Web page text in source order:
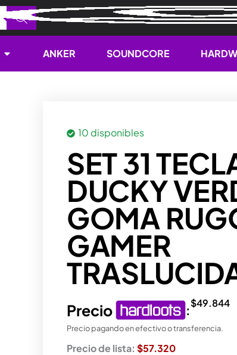
Open NOVEDADES
ANKER SOUNDCORE
10 disponibles
SET 31
DUCKY
GOMA
GAMER
Precio :$49.844
Precio pagando en efectivo o transferencia.
Precio de lista: $57.320